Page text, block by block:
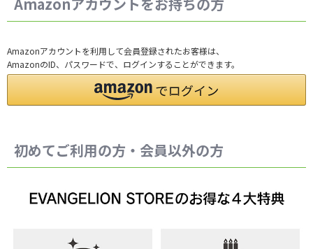
Amazonアカウントをお持ちの方
Amazonアカウントを利用して会員登録されたお客様は、
AmazonのID、パスワードで、ログインすることができます。
初めてご利用の方・会員以外の方